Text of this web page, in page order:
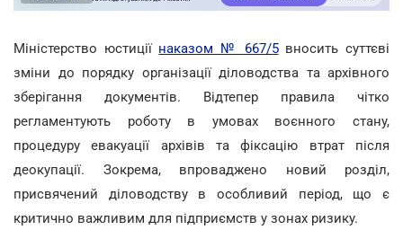
Міністерство юстиції наказом № 667/5вносить суттєві
зміни до порядку організації діловодства та архівного
зберігання документів. Відтепер правила чітко
регламентують роботу в умовах воєнного стану,
процедуру евакуації архівів та фіксацію втрат після
деокупації. Зокрема, впроваджено новий розділ,
присвячений діловодству в особливий період, що є
критично важливим для підприємств у зонах ризику.